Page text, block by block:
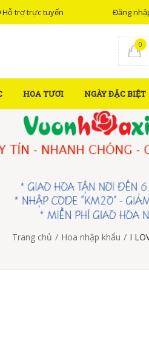
Hỗ trợ trực tuyến Đăng
0
HOA TƯƠI NGÀY ĐẶC BIỆT
Trang chủ / Hoa nhập khẩu / I